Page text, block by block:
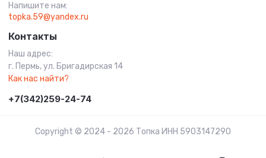
Напишите нам:
topka.59@yandex.ru
Контакты
Наш адрес:
г. Пермь, ул. Бригадирская 14
Как нас найти?
+7(342)259-24-74
Copyright © 2024 - 2026 Топка ИНН 5903147290